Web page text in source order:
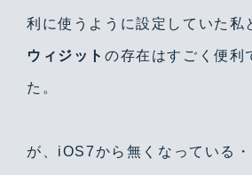
利に使うように設定していた私
ウィジット の存在はすごく便利
た。
が、iOS7から無くなっている